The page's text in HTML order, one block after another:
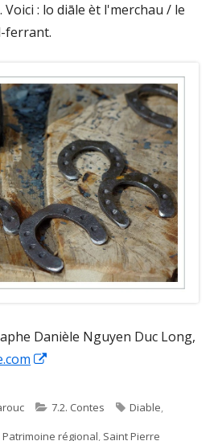
: lo diāle èt l'merchau / le
ferrant.
Danièle Nguyen Duc Long,
a
èt l’mèrchau / Le diable et le
Categories
7.2. Contes Tags
Diable,
Patrimoine régional, Saint Pierre